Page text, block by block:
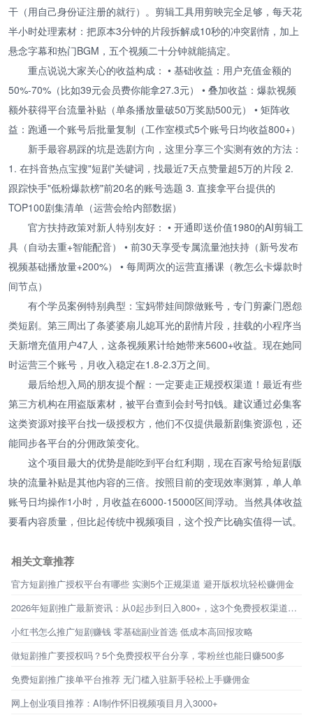
干（用自己身份证注册的就行）。剪辑工具用剪映完全足够，每天花
半小时处理素材：把原本3分钟的片段拆解成10秒的冲突剧情，加上
悬念字幕和热门BGM，五个视频二十分钟就能搞定。
重点说说大家关心的收益构成： • 基础收益：用户充值金额的
50%-70%（比如39元会员费你能拿27.3元） • 叠加收益：爆款视频
额外获得平台流量补贴（单条播放量破50万奖励500元） • 矩阵收
益：跑通一个账号后批量复制（工作室模式5个账号日均收益800+）
新手最容易踩的坑是选剧方向，这里分享三个实测有效的方法：
1. 在抖音热点宝搜"短剧"关键词，找最近7天点赞量超5万的片段 2.
跟踪快手"低粉爆款榜"前20名的账号选题 3. 直接拿平台提供的
TOP100剧集清单（运营会给内部数据）
官方扶持政策对新人特别友好： • 开通即送价值1980的AI剪辑工
具（自动去重+智能配音） • 前30天享受专属流量池扶持（新号发布
视频基础播放量+200%） • 每周两次的运营直播课（教怎么卡爆款时
间节点）
有个学员案例特别典型：宝妈带娃间隙做账号，专门剪豪门恩怨
类短剧。第三周出了条婆婆扇儿媳耳光的剧情片段，挂载的小程序当
天新增充值用户47人，这条视频累计给她带来5600+收益。现在她同
时运营三个账号，月收入稳定在1.8-2.3万之间。
最后给想入局的朋友提个醒：一定要走正规授权渠道！最近有些
第三方机构在用盗版素材，被平台查到会封号扣钱。建议通过必集客
这类资源对接平台找一级授权方，他们不仅提供最新剧集资源包，还
能同步各平台的分佣政策变化。
这个项目最大的优势是能吃到平台红利期，现在百家号给短剧版
块的流量补贴是其他内容的三倍。按照目前的变现效率测算，单人单
账号日均操作1小时，月收益在6000-15000区间浮动。当然具体收益
要看内容质量，但比起传统中视频项目，这个投产比确实值得一试。
相关文章推荐
官方短剧推广授权平台有哪些 实测5个正规渠道 避开版权坑轻松赚佣金
2026年短剧推广最新资讯：从0起步到日入800+，这3个免费授权渠道才是普通人的破局点
小红书怎么推广短剧赚钱 零基础副业首选 低成本高回报攻略
做短剧推广要授权吗？5个免费授权平台分享，零粉丝也能日赚500多
免费短剧推广接单平台推荐 无门槛入驻新手轻松上手赚佣金
网上创业项目推荐：AI制作怀旧视频项目月入3000+